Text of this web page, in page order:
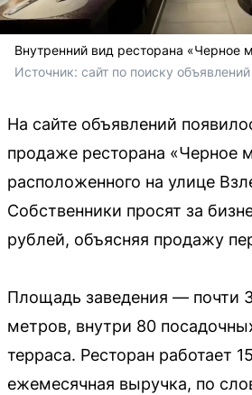
Внутренний вид ресторана «Черное
Источник: сайт по поиску объявлений
На сайте объявлений
продаже ресторана «Черное
расположенного на улице
Собственники просят за
рублей, объясняя продажу
Площадь заведения — почти
метров, внутри 80
терраса. Ресторан работает
ежемесячная выручка, по